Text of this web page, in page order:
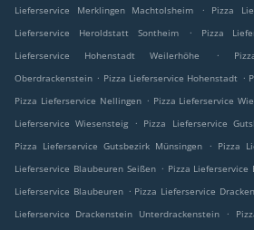
Lieferservice Merklingen Machtolsheim
. Pizza
Lieferservice Heroldstatt Sontheim
. Pizza
Lieferservice Hohenstadt Weilerhöhe
.
Oberdrackenstein . Pizza Lieferservice Hohenstadt .
Pizza Lieferservice Nellingen . Pizza Lieferservice
Lieferservice Wiesensteig
. Pizza Lieferservice
Pizza Lieferservice Gutsbezirk Münsingen
. Pizza
Lieferservice Blaubeuren Seißen . Pizza Lieferservice
Lieferservice Blaubeuren . Pizza Lieferservice
Lieferservice Drackenstein Unterdrackenstein
.